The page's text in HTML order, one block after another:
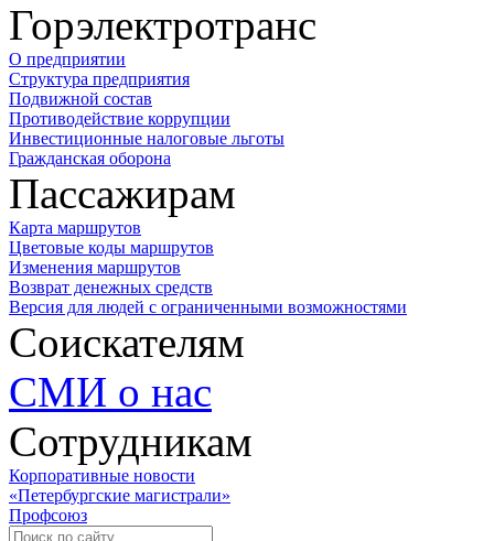
Горэлектротранс
О предприятии
Структура предприятия
Подвижной состав
Противодействие коррупции
Инвестиционные налоговые льготы
Гражданская оборона
Пассажирам
Карта маршрутов
Цветовые коды маршрутов
Изменения маршрутов
Возврат денежных средств
Версия для людей с ограниченными возможностями
Соискателям
СМИ о нас
Сотрудникам
Корпоративные новости
«Петербургские магистрали»
Профсоюз